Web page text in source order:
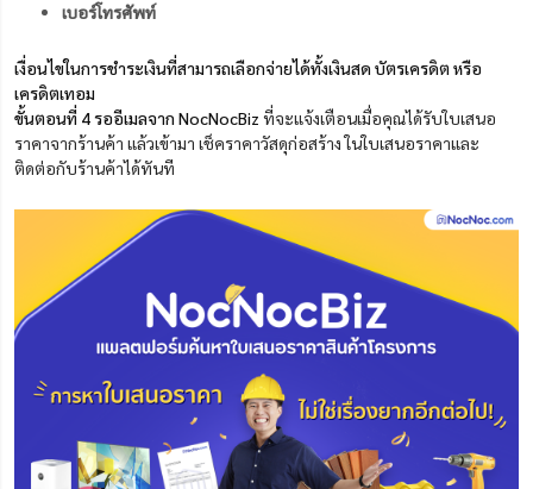
เบอร์โทรศัพท์
เงื่อนไขในการชำระเงินที่สามารถเลือกจ่ายได้ทั้งเงินสด บัตรเครดิต หรือ
เครดิตเทอม
ขั้นตอนที่ 4 รออีเมลจาก NocNocBiz ที่จะแจ้งเตือนเมื่อคุณได้รับใบเสนอ
ราคาจากร้านค้า แล้วเข้ามา เช็คราคาวัสดุก่อสร้างในใบเสนอราคาและ
ติดต่อกับร้านค้าได้ทันที